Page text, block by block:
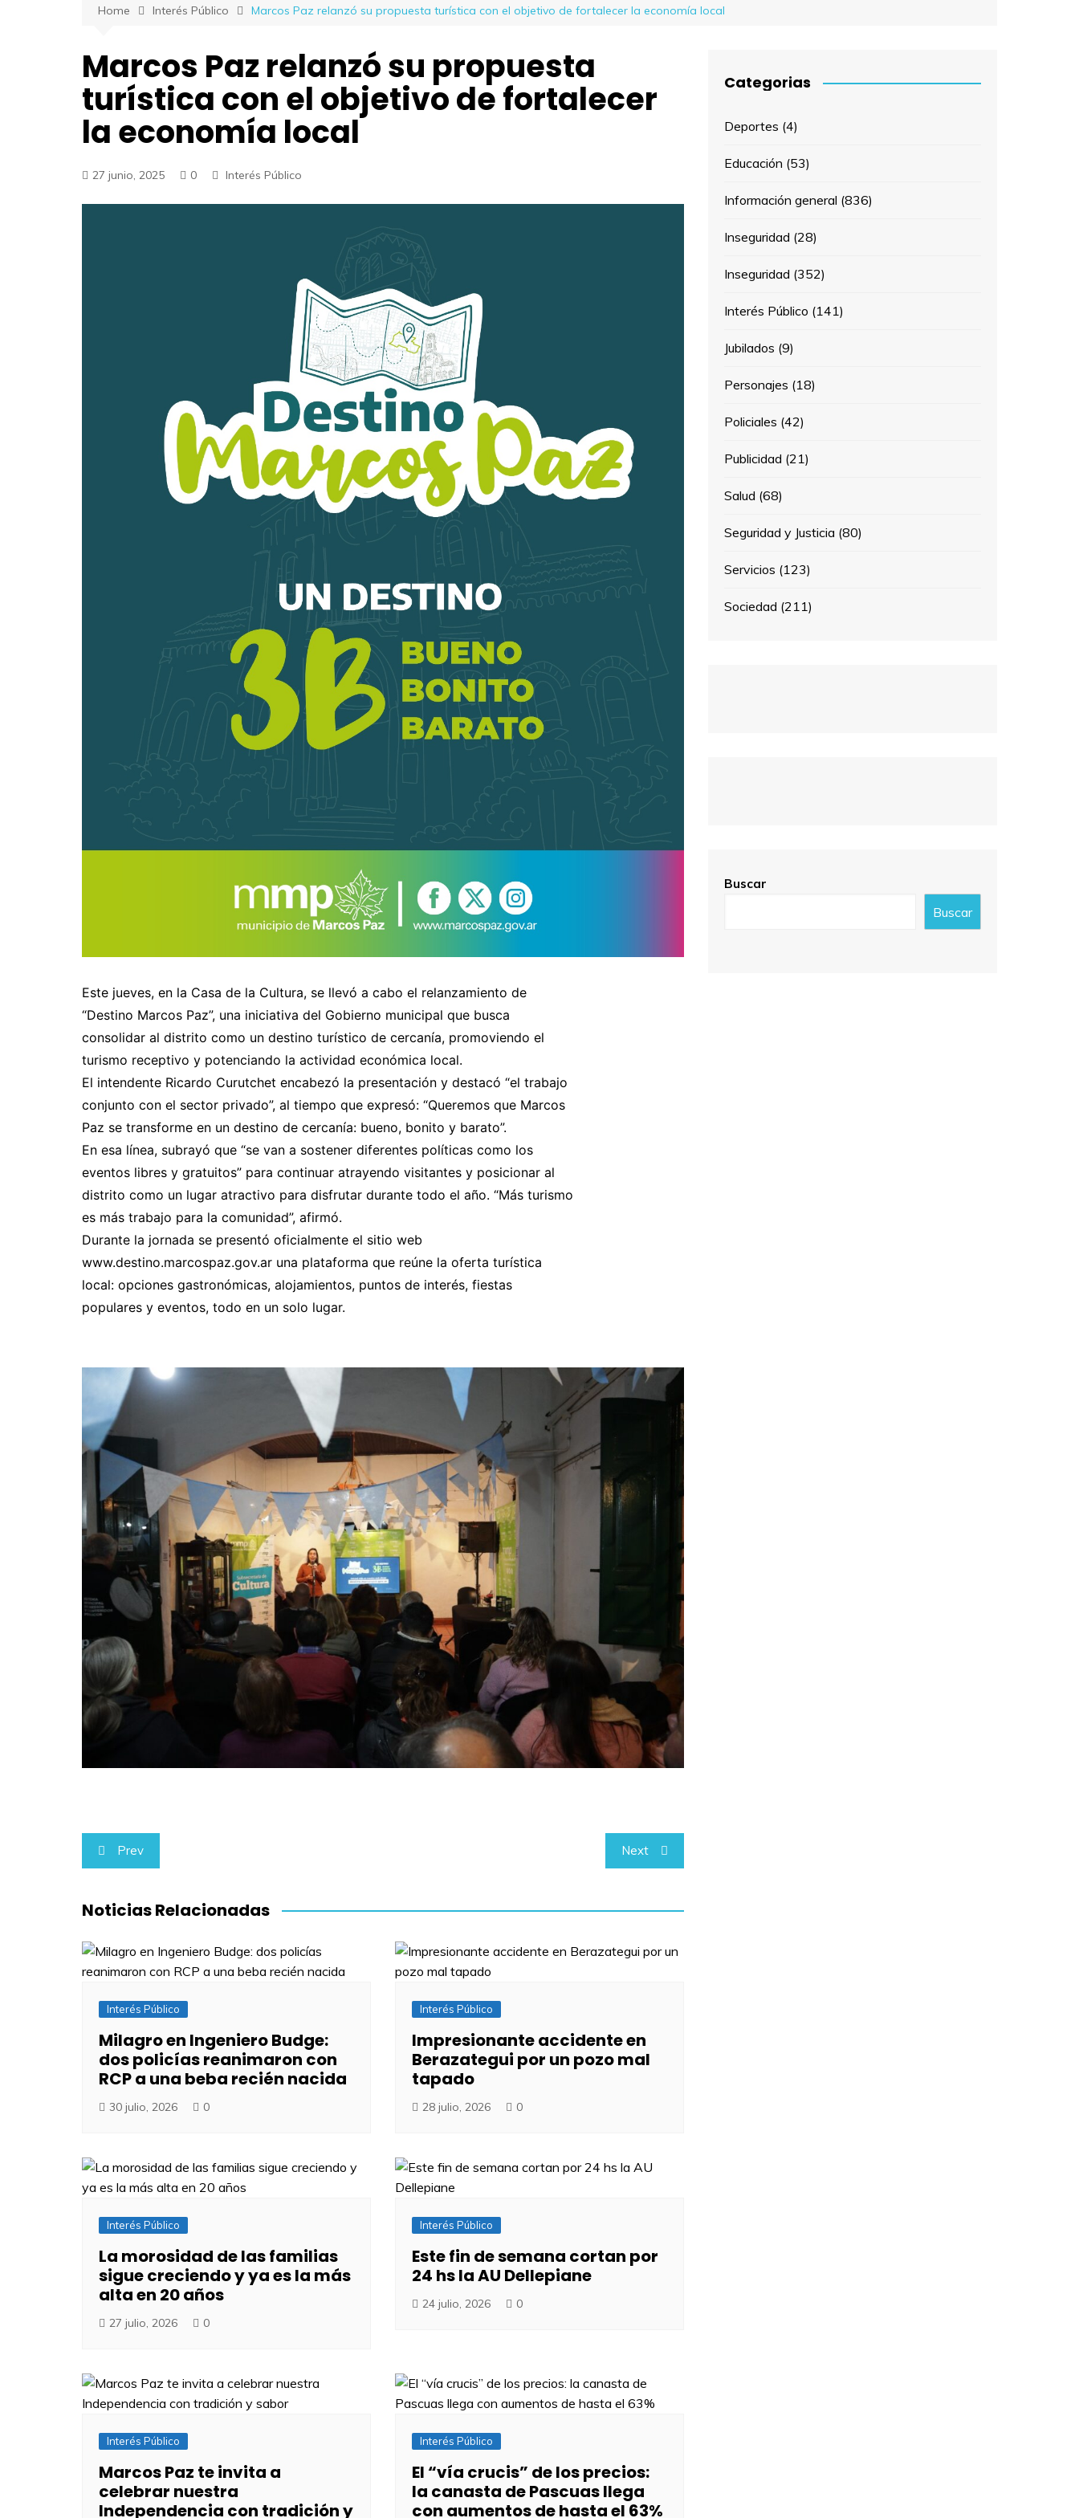
Home Interés Público Marcos Paz relanzó su propuesta turística con el objetivo de fortalecer la economía local
Marcos Paz relanzó su propuesta
turística con el objetivo de fortalecer
la economía local
27 junio, 2025 0 Interés Público
Este jueves, en la Casa de la Cultura, se llevó a cabo el relanzamiento de
“Destino Marcos Paz”, una iniciativa del Gobierno municipal que busca
consolidar al distrito como un destino turístico de cercanía, promoviendo el
turismo receptivo y potenciando la actividad económica local.
El intendente Ricardo Curutchet encabezó la presentación y destacó “el trabajo
conjunto con el sector privado”, al tiempo que expresó: “Queremos que Marcos
Paz se transforme en un destino de cercanía: bueno, bonito y barato”.
En esa línea, subrayó que “se van a sostener diferentes políticas como los
eventos libres y gratuitos” para continuar atrayendo visitantes y posicionar al
distrito como un lugar atractivo para disfrutar durante todo el año. “Más turismo
es más trabajo para la comunidad”, afirmó.
Durante la jornada se presentó oficialmente el sitio web
www.destino.marcospaz.gov.ar una plataforma que reúne la oferta turística
local: opciones gastronómicas, alojamientos, puntos de interés, fiestas
populares y eventos, todo en un solo lugar.
Navegación
de
entradas
Prev Next
Noticias Relacionadas
Interés Público
Milagro en Ingeniero Budge:
dos policías reanimaron con
RCP a una beba recién nacida
30 julio, 2026 0
Interés Público
Impresionante accidente en
Berazategui por un pozo mal
tapado
28 julio, 2026 0
Interés Público
​La morosidad de las familias
sigue creciendo y ya es la más
alta en 20 años
27 julio, 2026 0
Interés Público
Este fin de semana cortan por
24 hs la AU Dellepiane
24 julio, 2026 0
Interés Público
Marcos Paz te invita a
celebrar nuestra
Independencia con tradición y
Interés Público
El “vía crucis” de los precios:
la canasta de Pascuas llega
con aumentos de hasta el 63%
Categorias
Deportes (4)
Educación (53)
Información general (836)
Inseguridad (28)
Inseguridad (352)
Interés Público (141)
Jubilados (9)
Personajes (18)
Policiales (42)
Publicidad (21)
Salud (68)
Seguridad y Justicia (80)
Servicios (123)
Sociedad (211)
Buscar
Buscar